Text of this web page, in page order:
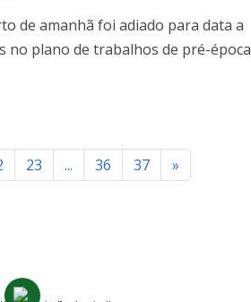
de amanhã foi adiado para data a
no plano de trabalhos de pré-época
23 ... 36 37 »